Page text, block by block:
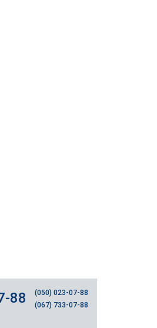
88
(050) 023-07-88
(067) 733-07-88